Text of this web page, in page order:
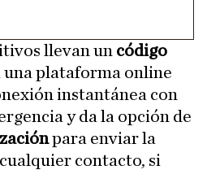
llevan un código
una plataforma online
instantánea con
y da la opción de
para enviar la
contacto, si